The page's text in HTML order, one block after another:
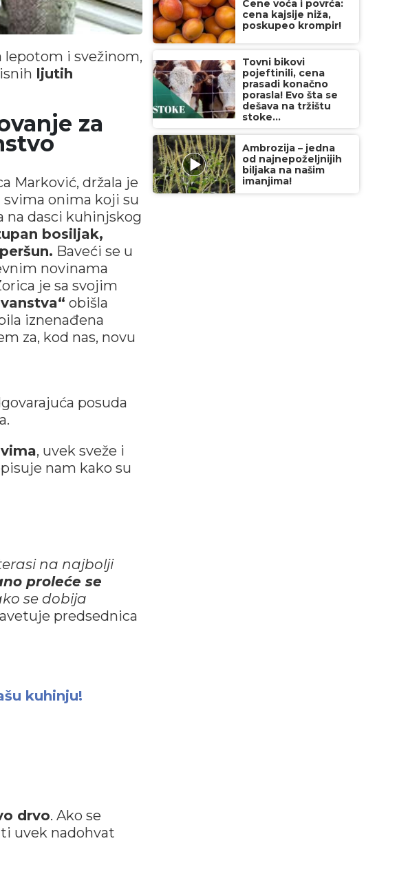
lepotom i svežinom,
ljutih
za
Marković, držala je
svima onima koji su
na dasci kuhinjskog
bosiljak,
Baveći se u
novinama
je sa svojim
obišla
iznenađena
za, kod nas, novu
posuda
, uvek sveže i
nam kako su
na najbolji
proleće se
se dobija
predsednica
kuhinju!
drvo. Ako se
uvek nadohvat
Cene voća i povrća:
cena kajsije niža,
poskupeo krompir!
Tovni bikovi
pojeftinili, cena
prasadi konačno
porasla! Evo šta se
dešava na tržištu
stoke...
Ambrozija – jedna
od najnepoželjnijih
biljaka na našim
imanjima!